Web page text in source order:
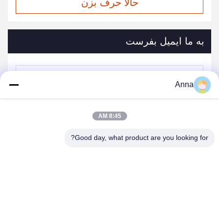
حالا حرف بزن
به ما ایمیل بفرست
Anna
8:45 AM
Good day, what product are you looking for?